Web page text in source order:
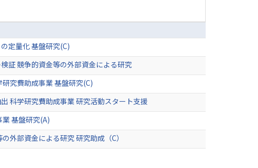
定量化 基盤研究(C)
証 競争的資金等の外部資金による研究
究費助成事業 基盤研究(C)
科学研究費助成事業 研究活動スタート支援
基盤研究(A)
外部資金による研究 研究助成（C）